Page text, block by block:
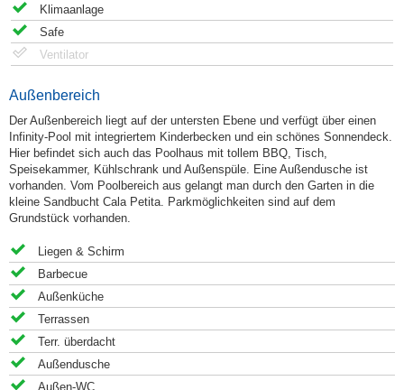
Klimaanlage
Safe
Ventilator
Außenbereich
Der Außenbereich liegt auf der untersten Ebene und verfügt über einen
Infinity-Pool mit integriertem Kinderbecken und ein schönes Sonnendeck.
Hier befindet sich auch das Poolhaus mit tollem BBQ, Tisch,
Speisekammer, Kühlschrank und Außenspüle. Eine Außendusche ist
vorhanden. Vom Poolbereich aus gelangt man durch den Garten in die
kleine Sandbucht Cala Petita. Parkmöglichkeiten sind auf dem
Grundstück vorhanden.
Liegen & Schirm
Barbecue
Außenküche
Terrassen
Terr. überdacht
Außendusche
Außen-WC